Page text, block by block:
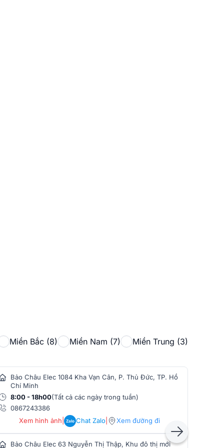
Miền Bắc (8) Miền Nam (7) Miền Trung (3)
Bảo Châu Elec 1084 Kha Vạn Cân, P. Thủ Đức, TP. Hồ
Chí Minh
8:00 - 18h00(Tất cả các ngày trong tuần)
0867243386
Xem hình ảnh | Zalo Chat Zalo Xem đường đi
Bảo Châu Elec 63 Nguyễn Thị Thập, Khu đô thị mới